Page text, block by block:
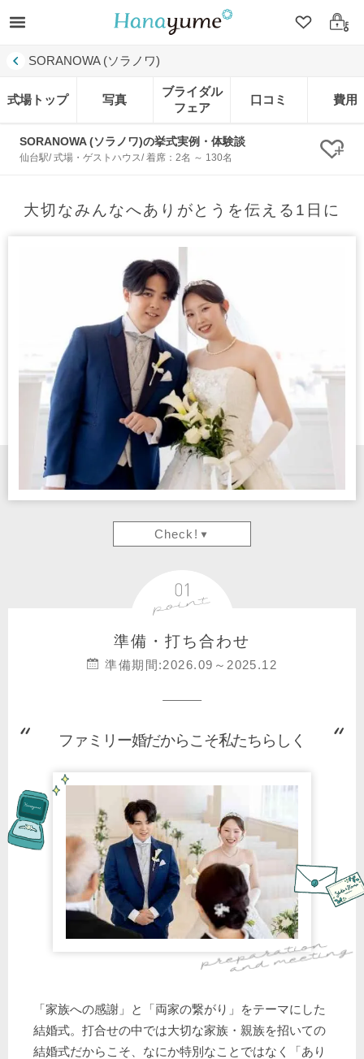
クリップ
ログ
SORANOWA (ソラノワ)
式場トップ 写真
ブライダル
フェア
口コミ 費用
SORANOWA (ソラノワ)の挙式実例・体験談
仙台駅/ 式場・ゲストハウス/ 着席：2名 ～ 130名 ク
大切なみんなへありがとうを伝える1日に
Check!
準備・打ち合わせ
準備期間:2026.09～2025.12
ファミリー婚だからこそ私たちらしく
「家族への感謝」と「両家の繋がり」をテーマにした
結婚式。打合せの中では大切な家族・親族を招いての
結婚式だからこそ、なにか特別なことではなく「あり